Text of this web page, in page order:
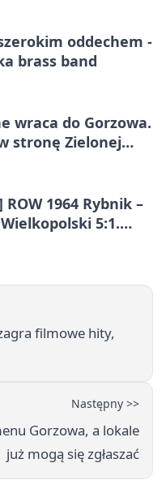
oddechem -
brass band
wraca do Gorzowa.
stronę Zielonej
ROW 1964 Rybnik –
5:1.
filmowe hity,
Następny >>
Gorzowa, a lokale
już mogą się zgłaszać